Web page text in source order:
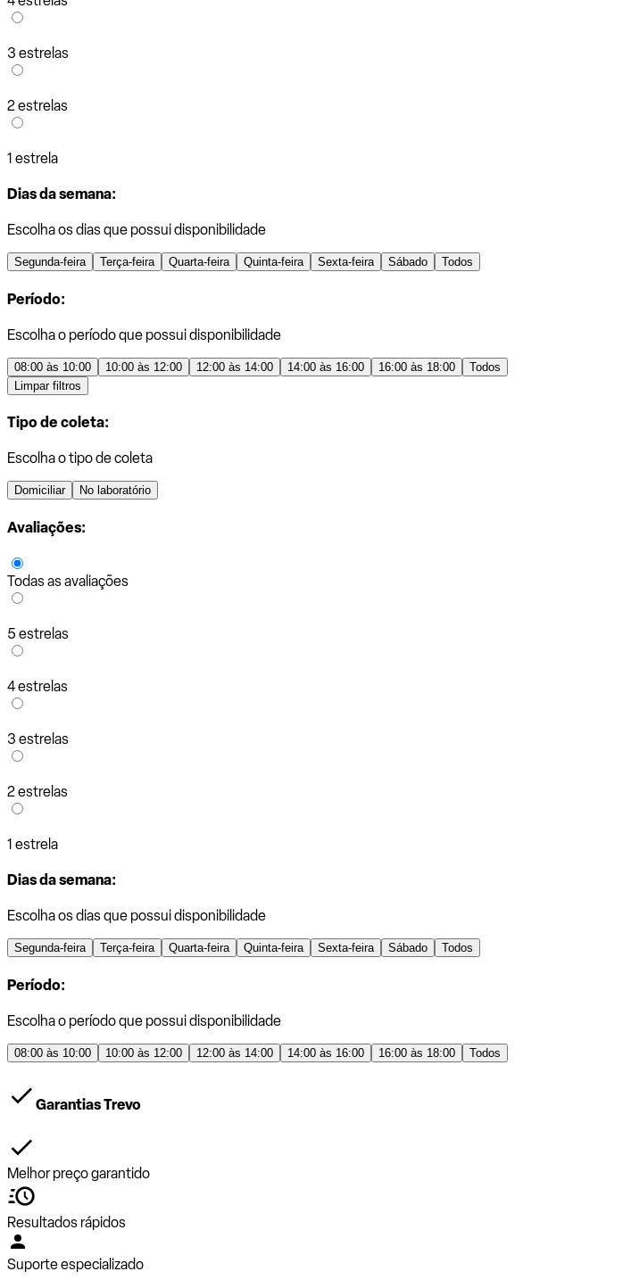
3 estrelas
2 estrelas
1 estrela
Dias da semana:
Escolha os dias que possui disponibilidade
Segunda-feira Terça-feira Quarta-feira Quinta-feira Sexta-feira Sábado Todos
Período:
Escolha o período que possui disponibilidade
08:00 às 10:00 10:00 às 12:00 12:00 às 14:00 14:00 às 16:00 16:00 às 18:00
Todos
Limpar filtros
Tipo de coleta:
Escolha o tipo de coleta
Domiciliar No laboratório
Avaliações:
Todas as avaliações
5 estrelas
4 estrelas
3 estrelas
2 estrelas
1 estrela
Dias da semana:
Escolha os dias que possui disponibilidade
Segunda-feira Terça-feira Quarta-feira Quinta-feira Sexta-feira Sábado Todos
Período:
Escolha o período que possui disponibilidade
08:00 às 10:00 10:00 às 12:00 12:00 às 14:00 14:00 às 16:00 16:00 às 18:00 Todos
Garantias Trevo
Melhor preço garantido
Resultados rápidos
Suporte especializado